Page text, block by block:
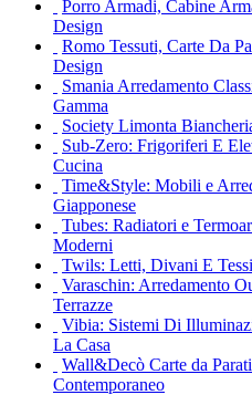
Porro Armadi, Cabine
Design
Romo Tessuti, Carte Da
Design
Smania Arredamento
Gamma
Society Limonta
Sub-Zero: Frigoriferi E
Cucina
Time&Style: Mobili e
Giapponese
Tubes: Radiatori e
Moderni
Twils: Letti, Divani E
Varaschin: Arredamento
Terrazze
Vibia: Sistemi Di
La Casa
Wall&Decò Carte da
Contemporaneo